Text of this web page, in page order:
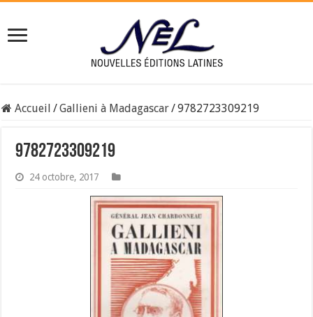
Accueil /Gallieni à Madagascar/9782723309219
9782723309219
24 octobre, 2017